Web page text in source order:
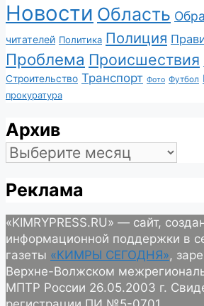
Новости Область
читателей Политика Полиция
Проблема Происшествия
Строительство Транспорт Фото Футбол
прокуратура
Архив
Архив
Реклама
«KIMRYPRESS.RU» — сайт,
информационной поддержки в
газеты «КИМРЫ СЕГОДНЯ»,
Верхне-Волжском
МПТР России 26.05.2003 г.